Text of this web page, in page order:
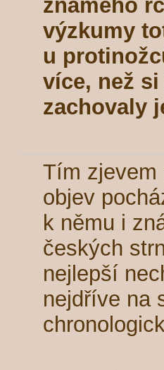
známého
výzkumy
u
více, než
zachovaly
Tím zjevem
objev
k němu i
českých
nejlepší
nejdříve na